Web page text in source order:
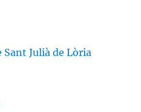
Sant Julià de Lòria